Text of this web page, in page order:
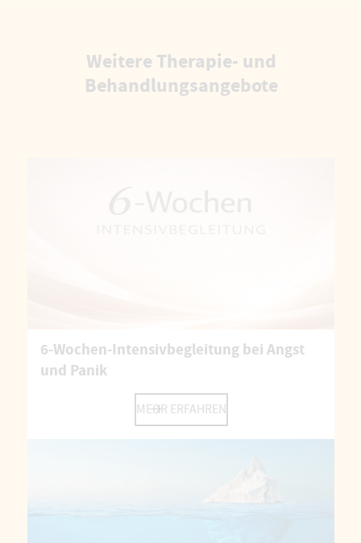
Weitere Therapie- und
Behandlungsangebote
6-Wochen-Intensivbegleitung bei Angst
und Panik
MEHR ERFAHREN